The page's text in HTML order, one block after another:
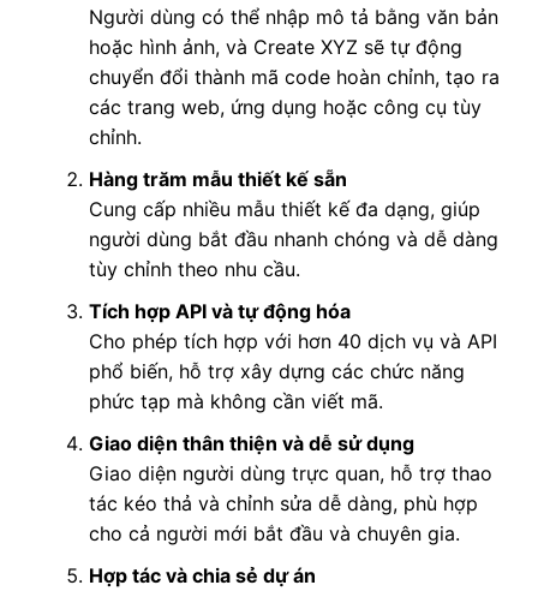
Người dùng có thể nhập mô tả bằng văn bản
hoặc hình ảnh, và Create XYZ sẽ tự động
chuyển đổi thành mã code hoàn chỉnh, tạo ra
các trang web, ứng dụng hoặc công cụ tùy
chỉnh.
Hàng trăm mẫu thiết kế sẵn
Cung cấp nhiều mẫu thiết kế đa dạng, giúp
người dùng bắt đầu nhanh chóng và dễ dàng
tùy chỉnh theo nhu cầu.
Tích hợp API và tự động hóa
Cho phép tích hợp với hơn 40 dịch vụ và API
phổ biến, hỗ trợ xây dựng các chức năng
phức tạp mà không cần viết mã.
Giao diện thân thiện và dễ sử dụng
Giao diện người dùng trực quan, hỗ trợ thao
tác kéo thả và chỉnh sửa dễ dàng, phù hợp
cho cả người mới bắt đầu và chuyên gia.
Hợp tác và chia sẻ dự án